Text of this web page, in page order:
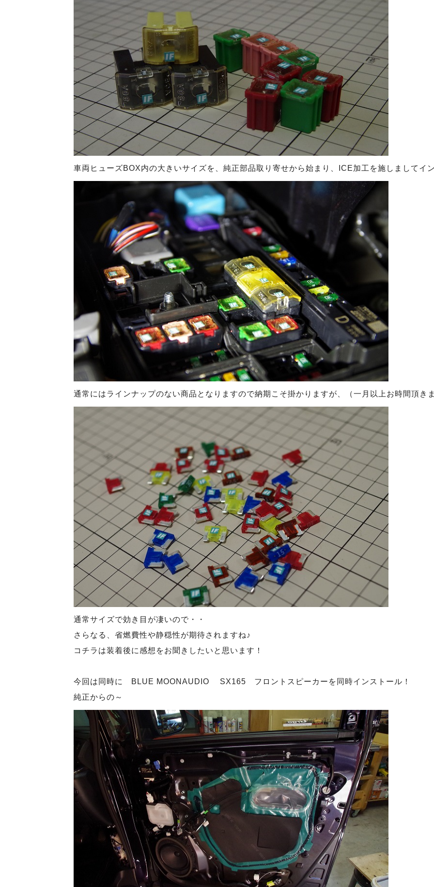
車両ヒューズBOX内の大きいサイズを、純正部品取り寄せから始まり、ICE加工を施しましてイ
通常にはラインナップのない商品となりますので納期こそ掛かりますが、（一月以上お時間頂き
通常サイズで効き目が凄いので・・
さらなる、省燃費性や静穏性が期待されますね♪
コチラは装着後に感想をお聞きしたいと思います！
今回は同時に BLUE MOONAUDIO SX165 フロントスピーカーを同時インストール！
純正からの～